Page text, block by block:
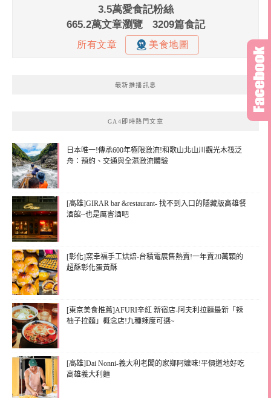
最新推播訊息
GA4即時熱門文章
日本唯一!傳承600年極限激流!和歌山北山川觀光木筏泛
舟：預約、交通與全濕激流體驗
[高雄]GIRAR bar &restaurant- 找不到入口的隱藏版高雄餐
酒館~也是厲害酒吧
[彰化]窯幸福手工烘焙-台積電展售熱賣!一年賣20萬顆的
超酥彰化蛋黃酥
[東京美食推薦]AFURI辛紅 新宿店-阿夫利拉麵最新「辣
柚子拉麵」概念店!九種辣度可選~
[高雄]Dai Nonni-義大利老闆的家鄉阿嬤味!平價道地好吃
高雄義大利麵